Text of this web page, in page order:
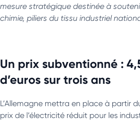
mesure stratégique destinée à
chimie, piliers du tissu industriel
Un prix subventionné :
d’euros sur trois ans
L’Allemagne mettra en place à partir
prix de l’électricité réduit pour les